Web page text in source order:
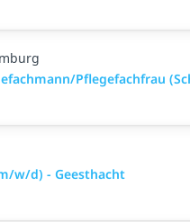
Pflegefachfrau
w/d) - Geesthacht